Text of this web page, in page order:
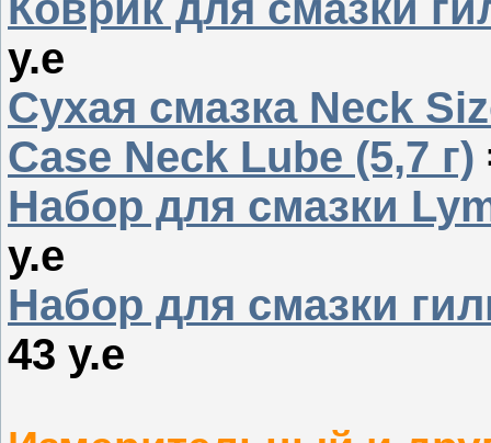
у.е
Сухая смазка Neck
Case Neck Lube (5,7 г)
Набор для смазки
у.е
Набор для смазки
43 у.е